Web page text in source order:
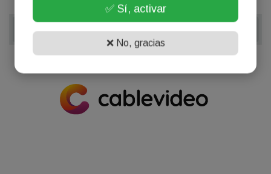
✅ Sí, activar
❌ No, gracias